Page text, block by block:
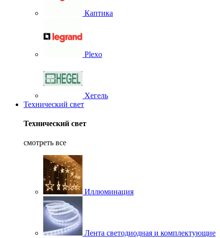
Каптика
Plexo
Хегель
Технический свет
Технический свет
смотреть все
Иллюминация
Лента светодиодная и комплектующие